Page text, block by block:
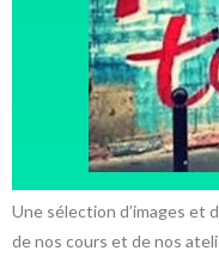
Une sélection d’images et
de nos cours et de nos